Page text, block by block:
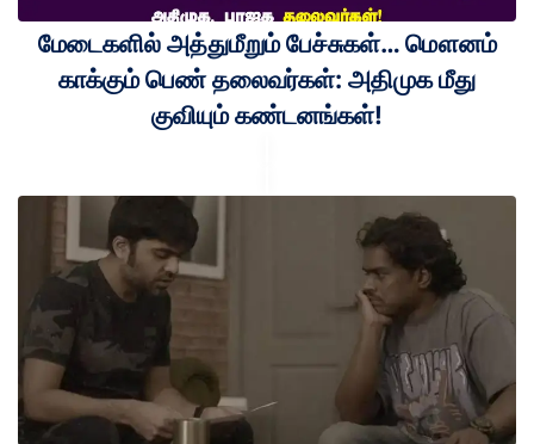
மேடைகளில் அத்துமீறும் பேச்சுகள்… மௌனம்
காக்கும் பெண் தலைவர்கள்: அதிமுக மீது
குவியும் கண்டனங்கள்!